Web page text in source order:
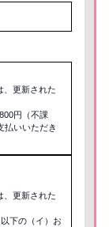
、更新された
円（不課
払いいただき
、更新された
下の（イ）お